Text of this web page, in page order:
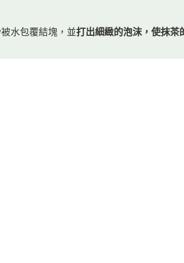
水包覆結塊，並打出細緻的泡沫，使抹茶